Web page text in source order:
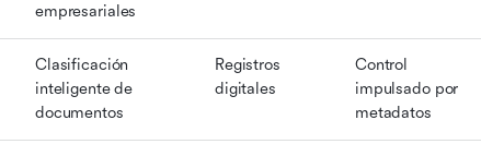
empresariales
Clasificación
inteligente de
documentos
Registros
digitales
Control
impulsado por
metadatos